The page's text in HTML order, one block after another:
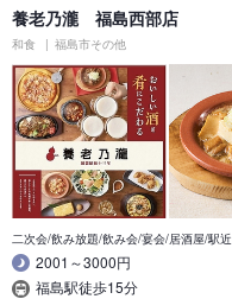
養老乃瀧 福島西部店
和食 福島市その他
二次会/飲み放題/飲み会/宴会/居酒屋/駅近
2001～3000円
福島駅徒歩15分